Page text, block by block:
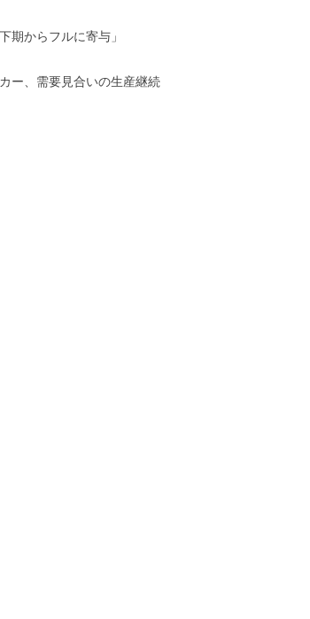
期からフルに寄与」
ー、需要見合いの生産継続